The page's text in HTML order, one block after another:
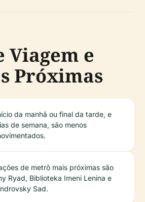
Viagem e
Próximas
da manhã ou final da tarde, e
de semana, são menos
de metrô mais próximas são
Ryad, Biblioteka Imeni Lenina e
Sad.